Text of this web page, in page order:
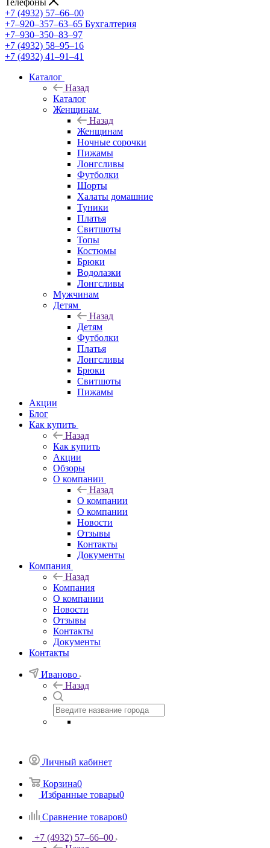
Телефоны
+7 (4932) 57‒66‒00
+7‒920‒357‒63‒65 Бухгалтерия
+7‒930‒350‒83‒97
+7 (4932) 58‒95‒16
+7 (4932) 41‒91‒41
Каталог
Назад
Каталог
Женщинам
Назад
Женщинам
Ночные сорочки
Пижамы
Лонгсливы
Футболки
Шорты
Халаты домашние
Туники
Платья
Свитшоты
Топы
Костюмы
Брюки
Водолазки
Лонгсливы
Мужчинам
Детям
Назад
Детям
Футболки
Платья
Лонгсливы
Брюки
Свитшоты
Пижамы
Акции
Блог
Как купить
Назад
Как купить
Акции
Обзоры
О компании
Назад
О компании
О компании
Новости
Отзывы
Контакты
Документы
Компания
Назад
Компания
О компании
Новости
Отзывы
Контакты
Документы
Контакты
Иваново
Назад
Личный кабинет
Корзина0
Избранные товары0
Сравнение товаров0
+7 (4932) 57‒66‒00